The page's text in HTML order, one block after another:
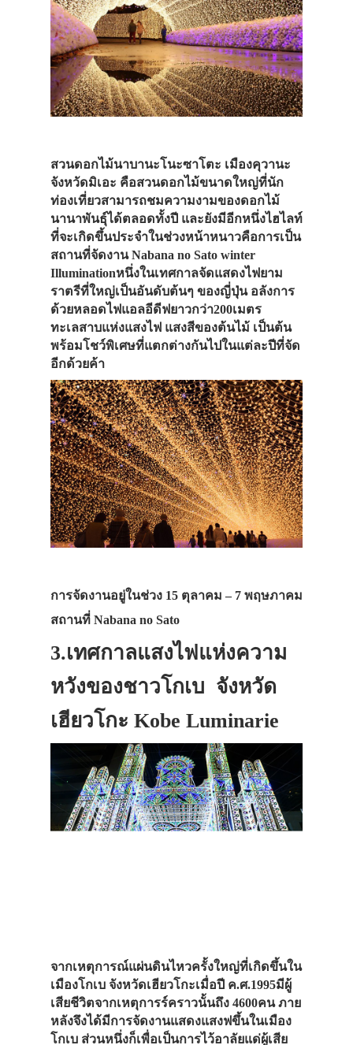
สวนดอกไม้นาบานะโนะซาโตะ เมืองคุวานะ
จังหวัดมิเอะ คือสวนดอกไม้ขนาดใหญ่ที่นัก
ท่องเที่ยวสามารถชมความงามของดอกไม้
นานาพันธุ์ได้ตลอดทั้งปี และยังมีอีกหนึ่งไฮไลท์
ที่จะเกิดขึ้นประจำในช่วงหน้าหนาวคือการเป็น
สถานที่จัดงาน Nabana no Sato winter
Illuminationหนึ่งในเทศกาลจัดแสดงไฟยาม
ราตรีที่ใหญ่เป็นอันดับต้นๆ ของญี่ปุ่น อลังการ
ด้วยหลอดไฟแอลอีดีฟยาวกว่า200เมตร
ทะเลสาบแห่งแสงไฟ แสงสีของต้นไม้ เป็นต้น
พร้อมโชว์พิเศษที่แตกต่างกันไปในแต่ละปีที่จัด
อีกด้วยค้า
การจัดงานอยู่ในช่วง 15 ตุลาคม – 7 พฤษภาคม
สถานที่ Nabana no Sato
3.เทศกาลแสงไฟแห่งความ
หวังของชาวโกเบ จังหวัด
เฮียวโกะ Kobe Luminarie
จากเหตุการณ์แผ่นดินไหวครั้งใหญ่ที่เกิดขึ้นใน
เมืองโกเบ จังหวัดเฮียวโกะเมื่อปี ค.ศ.1995มีผู้
เสียชีวิตจากเหตุการร์คราวนั้นถึง 4600คน ภาย
หลังจึงได้มีการจัดงานแสดงแสงฟขึ้นในเมือง
โกเบ ส่วนหนึ่งก็เพื่อเป็นการไว้อาลัยแด่ผู้เสีย